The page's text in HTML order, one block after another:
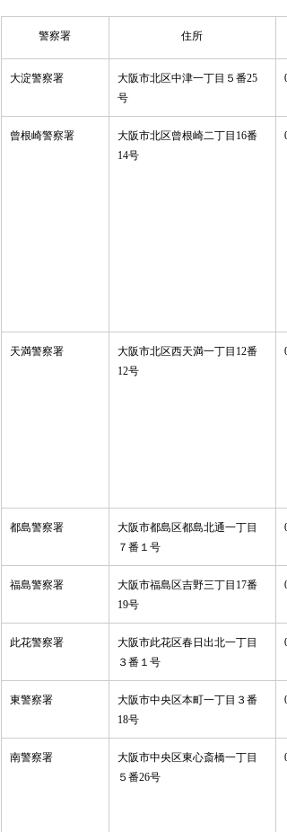
警察署 住所
大淀警察署
大阪市北区中津一丁目５番25
号
曾根崎警察署
大阪市北区曾根崎二丁目16番
14号
天満警察署
大阪市北区西天満一丁目12番
12号
都島警察署
大阪市都島区都島北通一丁目
７番１号
福島警察署
大阪市福島区吉野三丁目17番
19号
此花警察署
大阪市此花区春日出北一丁目
３番１号
東警察署
大阪市中央区本町一丁目３番
18号
南警察署
大阪市中央区東心斎橋一丁目
５番26号